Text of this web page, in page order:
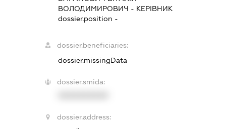
ВОЛОДИМИРОВИЧ - КЕРІВНИК
dossier.position -
dossier.beneficiaries:
dossier.missingData
dossier.smida:
dossier.address: